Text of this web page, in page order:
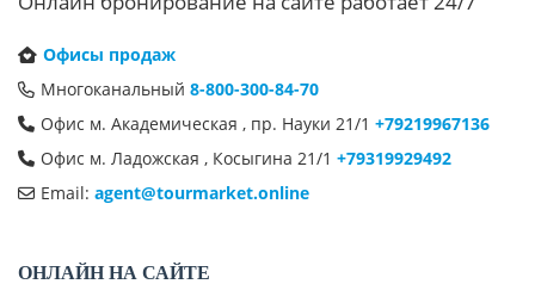
Офисы продаж
Многоканальный 8-800-300-84-70
Офис м. Академическая , пр. Науки 21/1 +79219967136
Офис м. Ладожская , Косыгина 21/1 +79319929492
Email: agent@tourmarket.online
ОНЛАЙН НА САЙТЕ